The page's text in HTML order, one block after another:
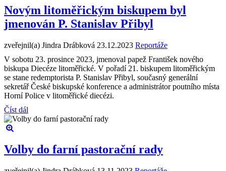
Novým litoměřickým biskupem byl
jmenován P. Stanislav Přibyl
zveřejnil(a) Jindra Drábková 23.12.2023 Reportáže
V sobotu 23. prosince 2023, jmenoval papež František nového
biskupa Diecéze litoměřické. V pořadí 21. biskupem litoměřickým
se stane redemptorista P. Stanislav Přibyl, současný generální
sekretář České biskupské konference a administrátor poutního místa
Horní Police v litoměřické diecézi.
Číst dál
Volby do farní pastorační rady